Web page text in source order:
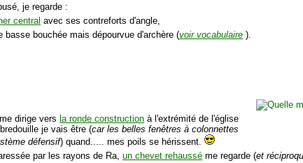
je regarde :
central avec ses contreforts d'angle,
basse bouchée mais dépourvue d'archère (voir vocabulaire ).
dirige vers la ronde construction à l'extrémité de l'église
je vais être (car les belles fenêtres à colonnettes
défensif) quand..... mes poils se hérissent.
par les rayons de Ra,un chevet rehaussé me regarde (et